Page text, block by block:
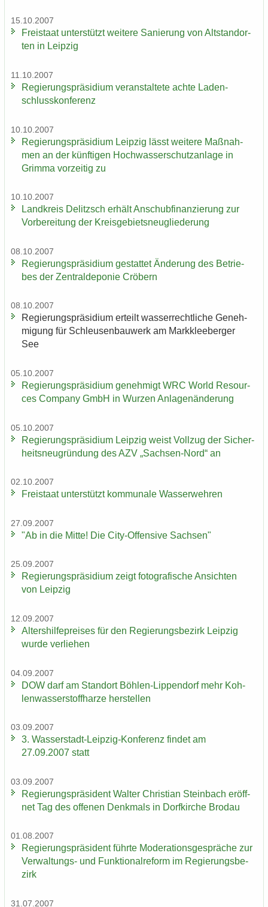
15.10.2007
Frei­staat un­ter­stützt wei­te­re Sa­nie­rung von Alt­stand­or­
ten in Leip­zig
11.10.2007
Re­gie­rungs­prä­si­di­um ver­an­stal­te­te achte La­den­
schluss­kon­fe­renz
10.10.2007
Re­gie­rungs­prä­si­di­um Leip­zig lässt wei­te­re Maß­nah­
men an der künf­ti­gen Hoch­was­ser­schutz­an­la­ge in
Grim­ma vor­zei­tig zu
10.10.2007
Land­kreis De­litzsch er­hält An­schub­fi­nan­zie­rung zur
Vor­be­rei­tung der Kreis­ge­biets­neu­glie­de­rung
08.10.2007
Re­gie­rungs­prä­si­di­um ge­stat­tet Än­de­rung des Be­trie­
bes der Zen­tral­de­po­nie Crö­bern
08.10.2007
Re­gie­rungs­prä­si­di­um er­teilt was­ser­recht­li­che Ge­neh­
mi­gung für Schleu­sen­bau­werk am Mark­klee­ber­ger
See
05.10.2007
Re­gie­rungs­prä­si­di­um ge­neh­migt WRC World Re­sour­
ces Com­pa­ny GmbH in Wur­zen An­la­gen­än­de­rung
05.10.2007
Re­gie­rungs­prä­si­di­um Leip­zig weist Voll­zug der Si­cher­
heits­neu­grün­dung des AZV „Sachsen-​Nord“ an
02.10.2007
Frei­staat un­ter­stützt kom­mu­na­le Was­ser­weh­ren
27.09.2007
"Ab in die Mitte! Die City-​Offensive Sach­sen"
25.09.2007
Re­gie­rungs­prä­si­di­um zeigt fo­to­gra­fi­sche An­sich­ten
von Leip­zig
12.09.2007
Al­ters­hil­fe­prei­ses für den Re­gie­rungs­be­zirk Leip­zig
wurde ver­lie­hen
04.09.2007
DOW darf am Stand­ort Böhlen-​Lippendorf mehr Koh­
len­was­ser­stoff­har­ze her­stel­len
03.09.2007
3. Wasserstadt-​Leipzig-Konferenz fin­det am
27.09.2007 statt
03.09.2007
Re­gie­rungs­prä­si­dent Wal­ter Chris­ti­an Stein­bach er­öff­
net Tag des of­fe­nen Denk­mals in Dorf­kir­che Bro­dau
01.08.2007
Re­gie­rungs­prä­si­dent führ­te Mo­de­ra­ti­ons­ge­sprä­che zur
Verwaltungs-​ und Funk­tio­nal­re­form im Re­gie­rungs­be­
zirk
31.07.2007